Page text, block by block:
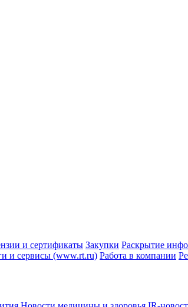
и сертификаты Закупки Раскрытие
и сервисы (www.rt.ru) Работа в компании